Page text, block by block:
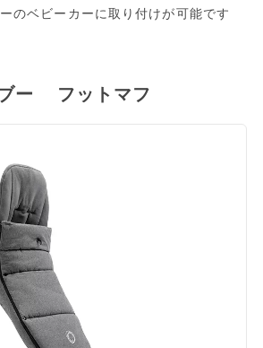
のベビーカーに取り付けが可能です
ー フットマフ